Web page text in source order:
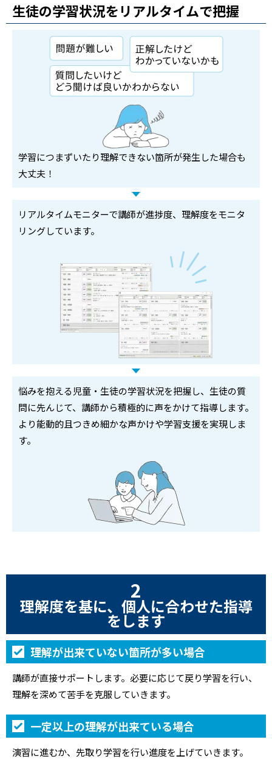
生徒の学習状況をリアルタイムで把握
学習につまずいたり理解できない箇所が発生した場合も
大丈夫！
リアルタイムモニターで講師が進捗度、理解度をモニタ
リングしています。
悩みを抱える児童・生徒の学習状況を把握し、生徒の質
問に先んじて、講師から積極的に声をかけて指導します。
より能動的且つきめ細かな声かけや学習支援を実現しま
す。
2
理解度を基に、個人に合わせた指導
をします
理解が出来ていない箇所が多い場合
講師が直接サポートします。必要に応じて戻り学習を行い、
理解を深めて苦手を克服していきます。
一定以上の理解が出来ている場合
演習に進むか、先取り学習を行い進度を上げていきます。